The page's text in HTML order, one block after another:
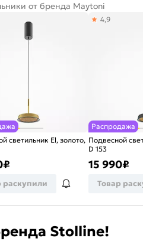
от бренда Maytoni
светильник El, золото,
₽
раскупили
Распродажа
Подвесной
D 153
4,9
15 990₽
Товар
Stolline!